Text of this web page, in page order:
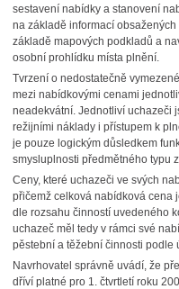
sestavení nabídky a stanovení
na základě informací
základě mapových podkladů a
osobní prohlídku místa plnění.
Tvrzení o nedostatečně
mezi nabídkovými cenami
neadekvátní. Jednotliví uchazeči
režijními náklady i přístupem k
je pouze logickým důsledkem
smysluplnosti předmětného typu
Ceny, které uchazeči ve svých
přičemž celková nabídková cena
dle rozsahu činností uvedeného
uchazeč měl tedy v rámci své
pěstební a těžební činnosti podle
Navrhovatel správně uvádí, že
dříví platné pro 1. čtvrtletí roku